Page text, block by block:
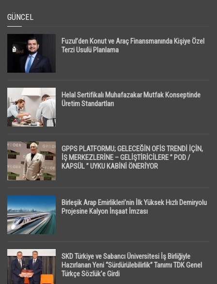
GÜNCEL
Fuzul’den Konut ve Araç Finansmanında Kişiye Özel
Terzi Usulü Planlama
Helal Sertifikalı Muhafazakar Mutfak Konseptinde
Üretim Standartları
GPPS PLATFORMU; GELECEĞİN OFİS TRENDİ İÇİN,
İŞ MERKEZLERİNE – GELİŞTİRİCİLERE ” POD /
KAPSÜL ” UYKU KABİNİ ÖNERİYOR
Birleşik Arap Emirlikleri’nin İlk Yüksek Hızlı Demiryolu
Projesine Kalyon İnşaat İmzası
SKD Türkiye ve Sabancı Üniversitesi İş Birliğiyle
Hazırlanan Yeni “Sürdürülebilirlik” Tanımı TDK Genel
Türkçe Sözlük’e Girdi